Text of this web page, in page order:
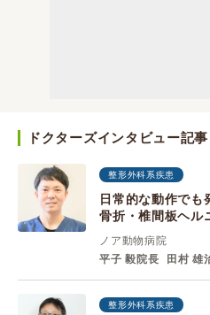
ドクターズインタビュー記事
整形外科系疾患
日常的な動作でも
骨折・椎間板ヘル
ノア動物病院
平子 毅院長
田村 雄
整形外科系疾患